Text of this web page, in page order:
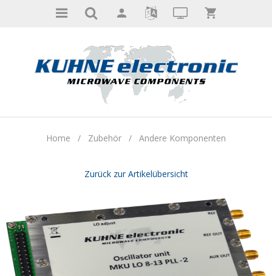
Home / Zubehör / Andere Komponenten
Zurück zur Artikelübersicht